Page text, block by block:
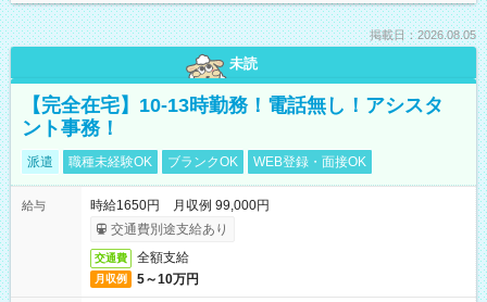
掲載日：2026.08.05
未読
【完全在宅】10-13時勤務！電話無し！アシスタ
ント事務！
派遣 職種未経験OK ブランクOK WEB登録・面接OK
給与
時給1650円 月収例 99,000円
交通費別途支給あり
交通費 全額支給
月収例 5～10万円